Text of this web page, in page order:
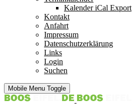
Kalender iCal Export
Kontakt
Anfahrt
Impressum
Datenschutzerklärung
Links
Login
Suchen
Mobile Menu Toggle